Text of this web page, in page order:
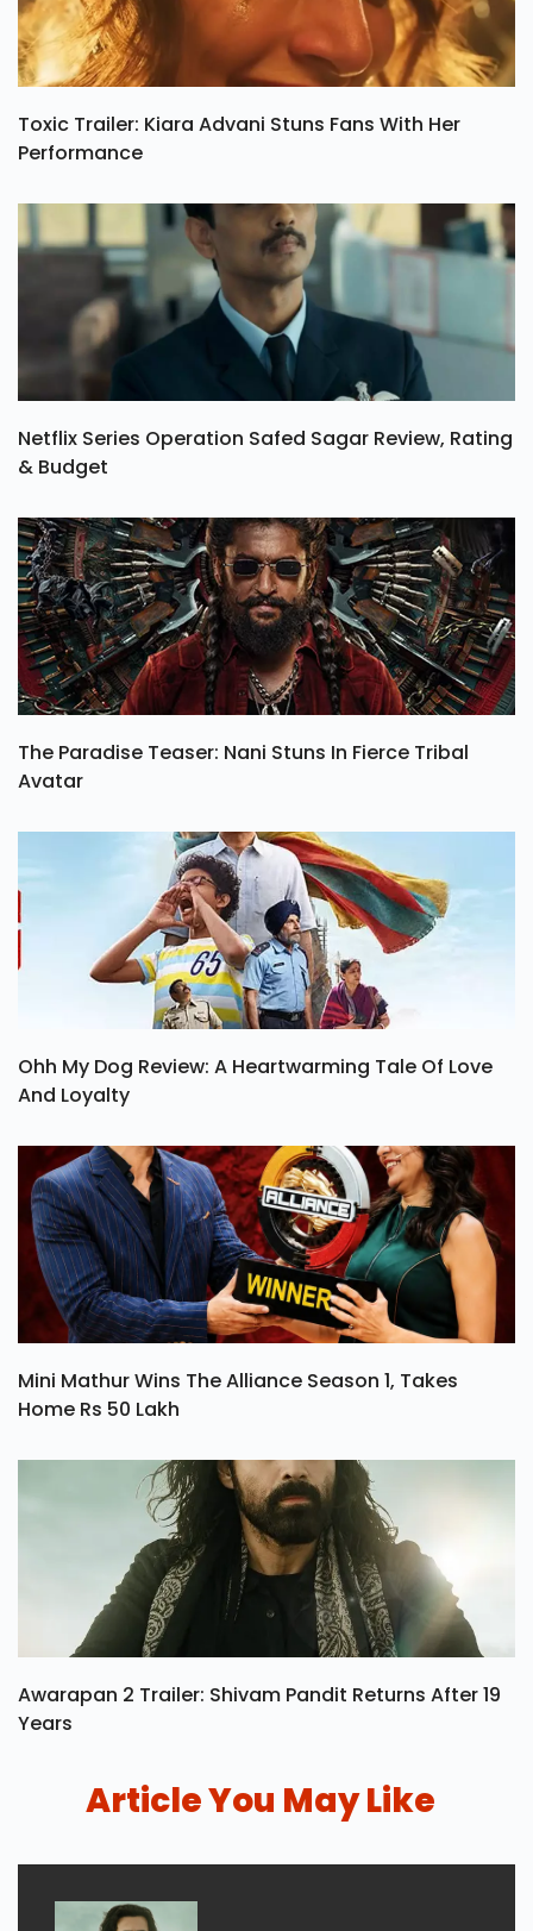
Toxic Trailer: Kiara Advani Stuns Fans With Her
Performance
Netflix Series Operation Safed Sagar Review, Rating
& Budget
The Paradise Teaser: Nani Stuns In Fierce Tribal
Avatar
Ohh My Dog Review: A Heartwarming Tale Of Love
And Loyalty
Mini Mathur Wins The Alliance Season 1, Takes
Home Rs 50 Lakh
Awarapan 2 Trailer: Shivam Pandit Returns After 19
Years
Article You May Like